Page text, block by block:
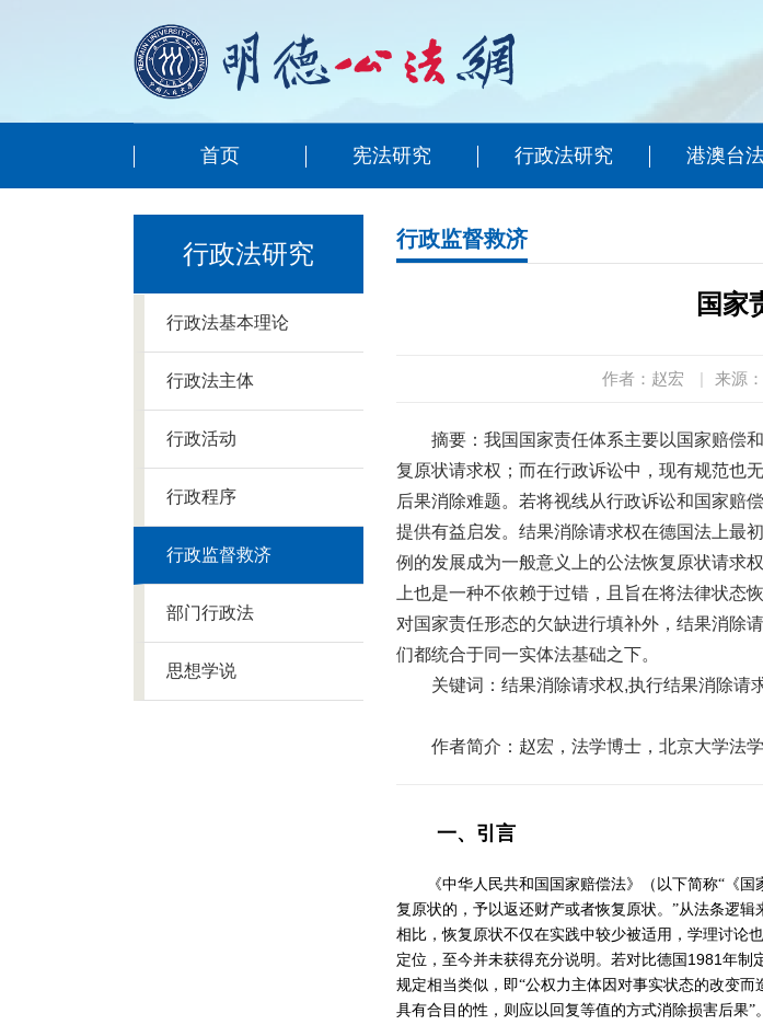
首页 宪法研究 行政法研究 港澳台
行政法研究
行政法基本理论
行政法主体
行政活动
行政程序
行政监督救济
部门行政法
思想学说
行政监督救济
国家
作者：赵宏 | 来源
摘要：我国国家责任体系主要以国家赔偿
复原状请求权；而在行政诉讼中，现有规范也
后果消除难题。若将视线从行政诉讼和国家赔
提供有益启发。结果消除请求权在德国法上最
例的发展成为一般意义上的公法恢复原状请求
上也是一种不依赖于过错，且旨在将法律状
对国家责任形态的欠缺进行填补外，结果消除
们都统合于同一实体法基础之下。
关键词：结果消除请求权,执行结果消除请
作者简介：赵宏，法学博士，北京大学法学
一、引言
《中华人民共和国国家赔偿法》（以下简称“《国
复原状的，予以返还财产或者恢复原状。”从法条逻
相比，恢复原状不仅在实践中较少被适用，学理讨论
定位，至今并未获得充分说明。若对比德国 1981年制
规定相当类似，即“公权力主体因对事实状态的改变而
具有合目的性，则应以回复等值的方式消除损害后果